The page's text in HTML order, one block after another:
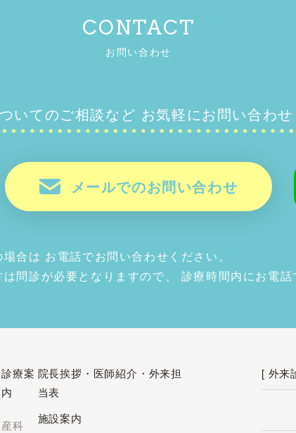
CONTACT
お問い合わせ
いてのご相談など お気軽にお問い合わ
メールでのお問い合わせ
合は お電話でお問い合わせください。
問診が必要となりますので、
診療時間内にお電
診療案
内
産科
院長挨拶・医師紹介・外来担
当表
施設案内
[ 外来